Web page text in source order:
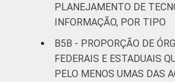
PLANEJAMENTO DE
INFORMAÇÃO, POR TIPO
B5B - PROPORÇÃO DE
FEDERAIS E ESTADUAIS
PELO MENOS UMAS DAS